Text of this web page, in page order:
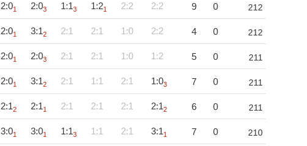
2:01 2:03 1:13 1:21 2:2 2:2 9 0 212
2:01 3:12 2:1 2:1 1:0 2:2 4 0 212
2:01 2:03 2:1 2:1 1:0 1:2 5 0 211
2:01 3:12 2:1 1:1 2:1 1:03 7 0 211
2:12 2:11 2:1 2:1 2:1 2:12 6 0 211
3:01 3:01 1:13 1:1 2:1 3:11 7 0 210